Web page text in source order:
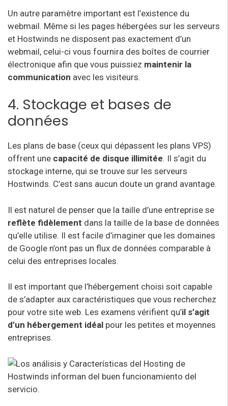
Un autre paramètre important est l’existence du
webmail. Même si les pages hébergées sur les serveurs
et Hostwinds ne disposent pas exactement d’un
webmail, celui-ci vous fournira des boîtes de courrier
électronique afin que vous puissiez maintenir la
communication avec les visiteurs.
4. Stockage et bases de
données
Les plans de base (ceux qui dépassent les plans VPS)
offrent une capacité de disque illimitée. Il s’agit du
stockage interne, qui se trouve sur les serveurs
Hostwinds. C’est sans aucun doute un grand avantage.
Il est naturel de penser que la taille d’une entreprise se
reflète fidèlement dans la taille de la base de données
qu’elle utilise. Il est facile d’imaginer que les domaines
de Google n’ont pas un flux de données comparable à
celui des entreprises locales.
Il est important que l’hébergement choisi soit capable
de s’adapter aux caractéristiques que vous recherchez
pour votre site web. Les examens vérifient qu’il s’agit
d’un hébergement idéal pour les petites et moyennes
entreprises.